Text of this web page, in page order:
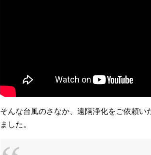
そんな台風のさなか、遠隔浄化をご依頼
ました。